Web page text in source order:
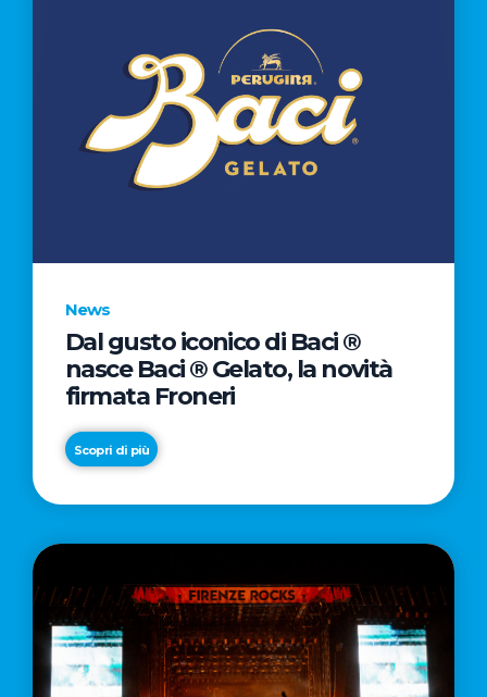
News
Dal gusto iconico di Baci ®
nasce Baci ® Gelato, la novità
firmata Froneri
Scopri di più